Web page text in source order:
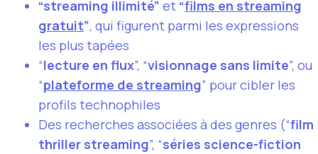
“streaming illimité” et “films en streaming
gratuit”, qui figurent parmi les expressions
les plus tapées
“lecture en flux”, “visionnage sans limite”, ou
“plateforme de streaming” pour cibler les
profils technophiles
Des recherches associées à des genres (“film
thriller streaming”, “séries science-fiction